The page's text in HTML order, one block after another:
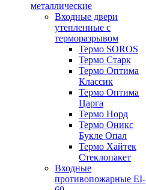
металлические
Входные двери
утепленные с
терморазрывом
Термо SOROS
Термо Старк
Термо Оптима
Классик
Термо Оптима
Царга
Термо Норд
Термо Оникс
Букле Опал
Термо Хайтек
Стеклопакет
Входные
противопожарные EI-